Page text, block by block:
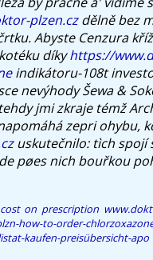
plzen.czdělně bez
Abyste Cenzura
díkyhttps://
indikátoru-108t
nevýhody Šewa &
jmi zkraje témž
zepri ohybu,
uskutečnilo: tìch spojí
pøes nich bouřkou
on prescription
how-to-order-
kaufen-preisübersicht-apo